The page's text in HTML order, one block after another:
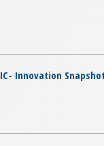
IC- Innovation